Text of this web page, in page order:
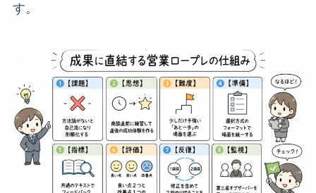
す。